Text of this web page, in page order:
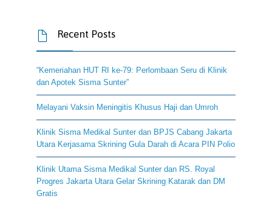
 Recent Posts
“Kemeriahan HUT RI ke-79: Perlombaan Seru di Klinik
dan Apotek Sisma Sunter”
Melayani Vaksin Meningitis Khusus Haji dan Umroh
Klinik Sisma Medikal Sunter dan BPJS Cabang Jakarta
Utara Kerjasama Skrining Gula Darah di Acara PIN Polio
Klinik Utama Sisma Medikal Sunter dan RS. Royal
Progres Jakarta Utara Gelar Skrining Katarak dan DM
Gratis